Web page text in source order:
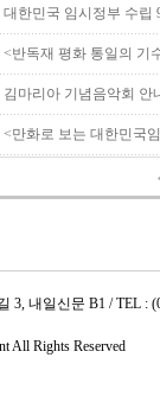
대한민국 임시정부 수
<반독재 평화 통일의 기
김마리아 기념음악회 안
<만화로 보는 대한민국
내일신문 B1 / TEL :
All Rights Reserved